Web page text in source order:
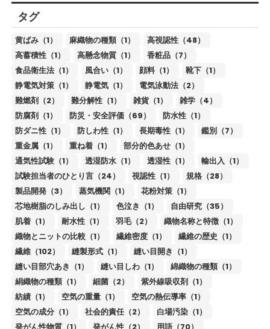
タグ
黄ばみ（1） 麻織物の種類（1）
高視認性（48）
高蓄積性（1）
高懸念物質（1）
香粧品（7）
食品衛生法（1）
風合い（1） 顔料（1）
靴下（1）
静電気対策（1）
静電気（1）
電気泳動法（2）
難燃剤（2）
難分解性（1） 雑貨（1）
雑学（4）
防腐剤（1）
防災・安全評価（69）
防水性（1）
防ダニ性（1）
防しわ性（1） 長期毒性（1）
鑑別（7）
重金属（1）
重ね着（1）
部分的色あせ（1）
通気性試験（1）
透湿防水（1） 透湿性（1）
輸出入（1）
試験担当者のひとり言（24）
視認性（1）
規格（28）
製品開発（3）
蒸気機関（1）
花粉対策（1）
芯地樹脂のしみ出し（1）
色泣き（1）
自由研究（35）
肌着（1）
耐水性（1） 羽毛（2）
織物名称と特徴（1）
織物とニットの比較（1）
繊維密度（1）
繊維の歴史（1）
繊維（102）
縫製形式（1）
縫い目開き（1）
縫い目部穴あき（1）
縫い目しわ（1）
綿織物の種類（1）
絹織物の種類（1）
細菌（2）
紫外線吸収剤（1）
紡績（1）
空気の重量（1）
空気の熱伝導率（1）
空気の成分（1）
社会的責任（2）
白場汚染（1）